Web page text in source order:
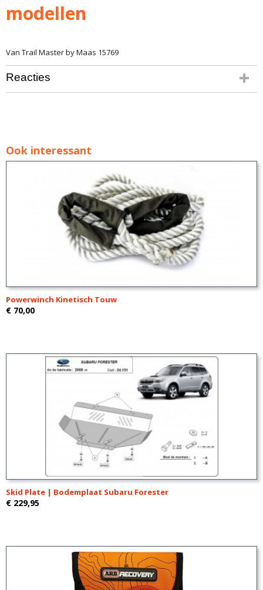
modellen
Van Trail Master by Maas 15769
Reacties
Ook interessant
Powerwinch Kinetisch Touw
€ 70,00
Skid Plate | Bodemplaat Subaru Forester
€ 229,95